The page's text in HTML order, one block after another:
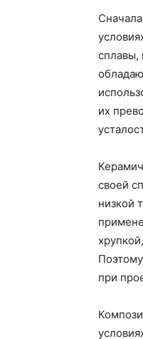
сплавы,
их
своей
низкой
при